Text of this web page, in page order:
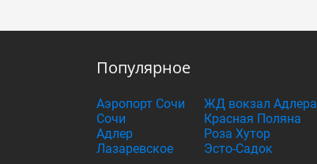
Популярное
Аэропорт Сочи
Сочи
Адлер
Лазаревское
ЖД вокзал Адлера
Красная Поляна
Роза Хутор
Эсто-Садок